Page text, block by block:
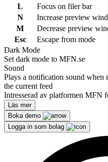
L
Focus on filer bar
N
Increase preview
M
Decrease preview
Esc
Escape from mode
Dark Mode
Set dark mode to MFN.se
Sound
Plays a notification sound when
the current feed
Intresserad av platformen MFN
Läs mer
Boka demo
Logga in som bolag